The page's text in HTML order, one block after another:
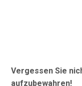
Vergessen Sie
aufzubewahren!